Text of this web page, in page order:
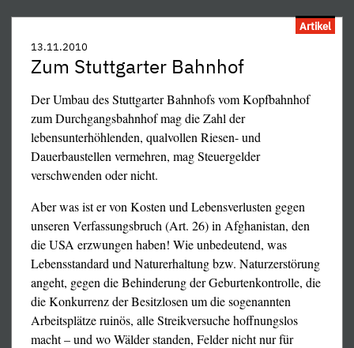
allerdings nur für einen Durchgangszustand nützlich sein,
z.B. den Kerker der Zensur und Gleichschaltung brechen
und Verelendung, Entrechtung und Staatsverschuldung
bremsen; eine Perspektive hat sie nicht, denn vor der
Geburtensenkung, dem einzigen grundlegenden Mittel, die
schon sehr fortgeschrittene Zerstörung aller Natur zu
stoppen und das gebotene Verhältnis zwischen
Menschenzahl und Rohstoffen herzustellen, drückt sie sich
genauso wie ihre Verleumder und Verfolger. Trotzdem ist
kompaktes und arbeitsteiliges Totalübel auf dem
politischen Markt ist; gegenüber dem kompakten Kartell
der presse- und justizgestützten Parteien bietet sie
tatsächlich eine enorme Verbesserung. Wir sehen das an
ihrem gottlob gegen die umgebenden Pogromisten und
Stiftungs-Söldlinge durchgeführten Parteitag mit folgenden
Beschlüssen, die ehrlich gemeint sind:
übrigen würde ein Bruchteil der inzwischen
Abermilliarden Corona-Kosten locker ausreichen, den
(wahrheitswidrig) immer wieder herbeiorakelten Mangel
an Intensivkapazitäten zügig dem Bedarf anzupassen, statt
sie heimtückisch abzubauen, wie im Verlauf der
»Pandemie« beispielsweise in Deutschland und in der
Schweiz.
Artikel
13.11.2010
Zum Stuttgarter Bahnhof
Der Umbau des Stuttgarter Bahnhofs vom Kopfbahnhof
zum Durchgangsbahnhof mag die Zahl der
lebensunterhöhlenden, qualvollen Riesen- und
Dauerbaustellen vermehren, mag Steuergelder
verschwenden oder nicht.
Aber was ist er von Kosten und Lebensverlusten gegen
unseren Verfassungsbruch (Art. 26) in Afghanistan, den
die USA erzwungen haben! Wie unbedeutend, was
Lebensstandard und Naturerhaltung bzw. Naturzerstörung
angeht, gegen die Behinderung der Geburtenkontrolle, die
die Konkurrenz der Besitzlosen um die sogenannten
Arbeitsplätze ruinös, alle Streikversuche hoffnungslos
macht – und wo Wälder standen, Felder nicht nur für